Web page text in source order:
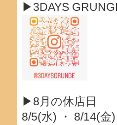
▶3DAYS
▶8月の休店日
8/5(水) ・ 8/14(